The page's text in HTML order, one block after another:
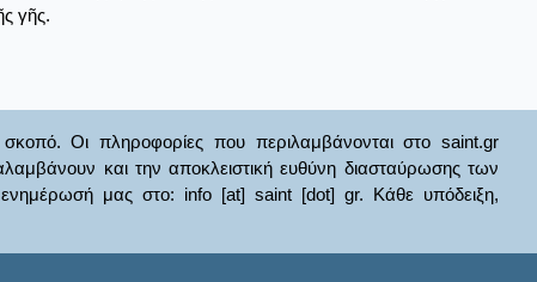
γῆς.
Οι πληροφορίες που περιλαμβάνονται στο saint.gr
και την αποκλειστική ευθύνη διασταύρωσης των
μας στο: info [at] saint [dot] gr. Κάθε υπόδειξη,